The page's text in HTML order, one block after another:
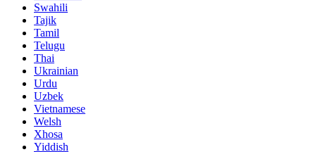
Swahili
Tajik
Tamil
Telugu
Thai
Ukrainian
Urdu
Uzbek
Vietnamese
Welsh
Xhosa
Yiddish